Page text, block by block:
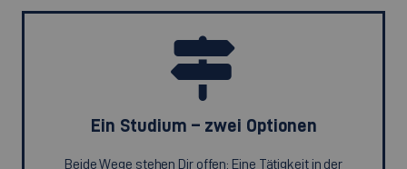
Ein Studium – zwei Optionen
Beide Wege stehen Dir offen: Eine Tätigkeit in der